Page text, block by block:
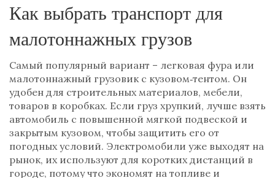
Как выбрать транспорт для
малотоннажных грузов
Самый популярный вариант – легковая фура или
малотоннажный грузовик с кузовом‑тентом. Он
удобен для строительных материалов, мебели,
товаров в коробках. Если груз хрупкий, лучше взять
автомобиль с повышенной мягкой подвеской и
закрытым кузовом, чтобы защитить его от
погодных условий. Электромобили уже выходят на
рынок, их используют для коротких дистанций в
городе, потому что экономят на топливе и